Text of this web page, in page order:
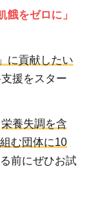
をゼロに」
に貢献したい
援をスター
栄養失調を含
む団体に10
前にぜひお試